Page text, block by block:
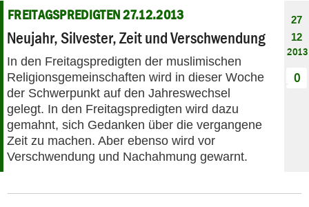
FREITAGSPREDIGTEN 27.12.2013
Neujahr, Silvester, Zeit und Verschwendung
In den Freitagspredigten der muslimischen
Religionsgemeinschaften wird in dieser Woche
der Schwerpunkt auf den Jahreswechsel
gelegt. In den Freitagspredigten wird dazu
gemahnt, sich Gedanken über die vergangene
Zeit zu machen. Aber ebenso wird vor
Verschwendung und Nachahmung gewarnt.
27
12
2013
0